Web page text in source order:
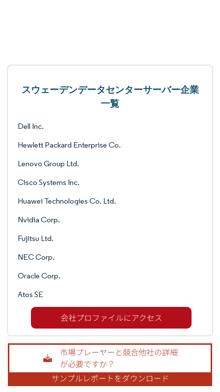
スウェーデンデータセンターサーバー企業
一覧
Dell Inc.
Hewlett Packard Enterprise Co.
Lenovo Group Ltd.
Cisco Systems Inc.
Huawei Technologies Co. Ltd.
Nvidia Corp.
Fujitsu Ltd.
NEC Corp.
Oracle Corp.
Atos SE